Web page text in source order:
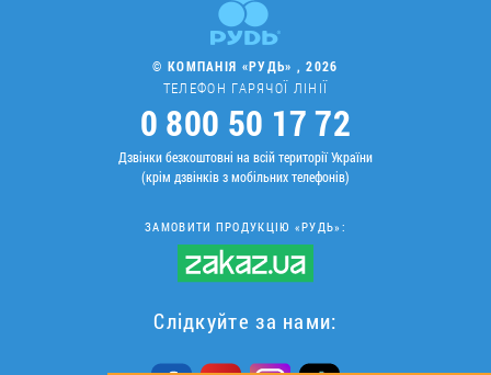
© КОМПАНІЯ «РУДЬ» , 2026
ТЕЛЕФОН ГАРЯЧОЇ ЛІНІЇ
0 800 50 17 72
Дзвінки безкоштовні на всій території України
(крім дзвінків з мобільних телефонів)
ЗАМОВИТИ ПРОДУКЦІЮ «РУДЬ»:
Слідкуйте за нами: